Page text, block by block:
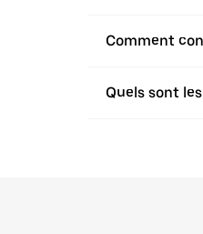
Comment
Quels sont